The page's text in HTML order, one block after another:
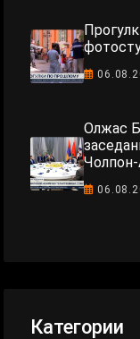
Олжас
Категории